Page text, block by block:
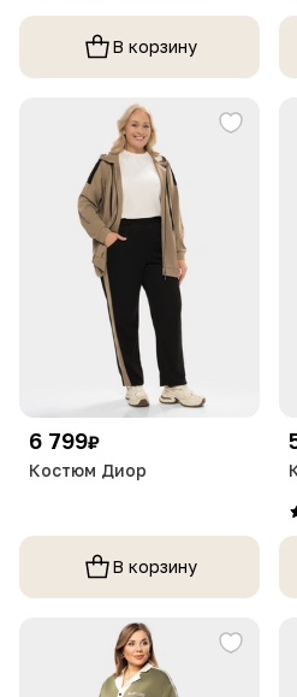
В корзину
6 799₽
Костюм Диор
В корзину